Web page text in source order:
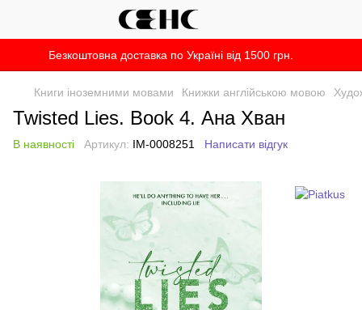
Безкоштовна доставка по Україні від 1500 грн.
Книги іноземними мовами Книжки англійською мовою
Twisted Lies. Book 4. Ана Хван
В наявності Артикул: IM-0008251 Написати відгук